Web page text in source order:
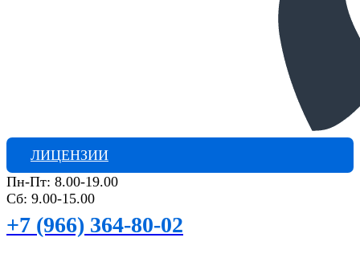
ЛИЦЕНЗИИ
Пн-Пт: 8.00-19.00
Сб: 9.00-15.00
+7 (966) 364-80-02